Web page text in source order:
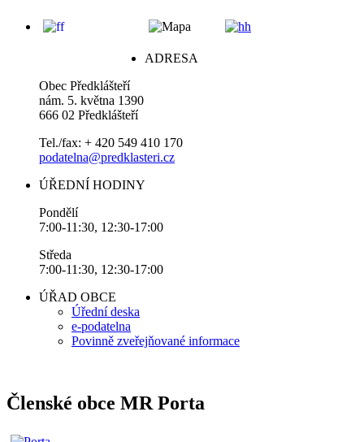
ADRESA
Obec Předklášteří
nám. 5. května 1390
666 02 Předklášteří
Tel./fax: + 420 549 410 170
podatelna@predklasteri.cz
ÚŘEDNÍ HODINY
Pondělí
7:00-11:30, 12:30-17:00
Středa
7:00-11:30, 12:30-17:00
ÚŘAD OBCE
Úřední deska
e-podatelna
Povinně zveřejňované informace
Členské obce MR Porta